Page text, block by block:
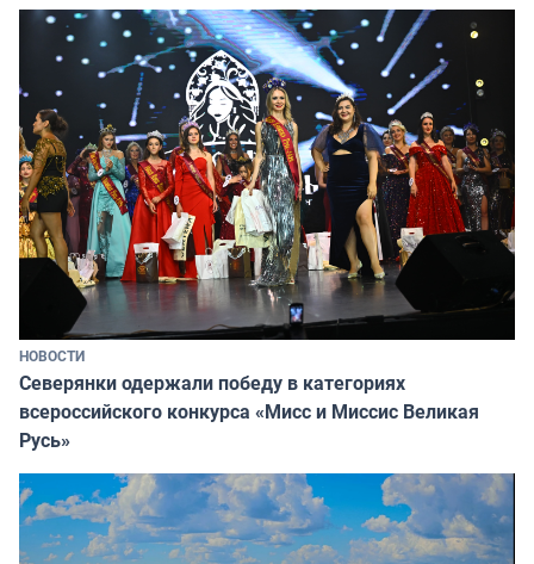
НОВОСТИ
Северянки одержали победу в категориях
всероссийского конкурса «Мисс и Миссис Великая
Русь»